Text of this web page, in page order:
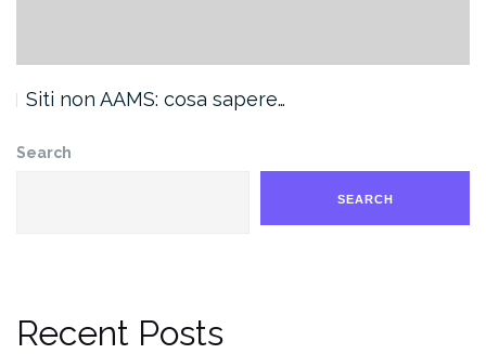
Siti non AAMS: cosa sapere…
Search
SEARCH
Recent Posts